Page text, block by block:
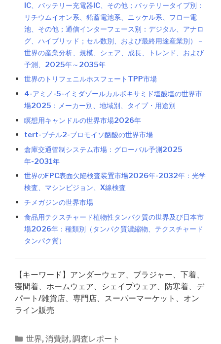
IC、バッテリー充電器IC、その他；バッテリータイプ別：
リチウムイオン系、鉛蓄電池系、ニッケル系、フロー電
池、その他；通信インターフェース別：デジタル、アナロ
グ、ハイブリッド；セル数別、および最終用途産業別）－
世界の産業分析、規模、シェア、成長、トレンド、および
予測、2025年～2035年
世界のトリフェニルホスフェートTPP市場
4-アミノ-5-イミダゾールカルボキサミド塩酸塩の世界市
場2025：メーカー別、地域別、タイプ・用途別
瞑想用キャンドルの世界市場2026年
tert-ブチル2-ブロモイソ酪酸の世界市場
倉庫交通管制システム市場：グローバル予測2025
年-2031年
世界のFPC表面欠陥検査装置市場2026年-2032年：光学
検査、マシンビジョン、X線検査
チメガジンの世界市場
食品用テクスチャード植物性タンパク質の世界及び日本市
場2026年：種類別（タンパク質濃縮物、テクスチャード
タンパク質）
【キーワード】アンダーウェア、ブラジャー、下着、
寝間着、ホームウェア、シェイプウェア、防寒着、デ
パート/雑貨店、専門店、スーパーマーケット、オン
ライン販売
カ
世界, 消費財, 調査レポート